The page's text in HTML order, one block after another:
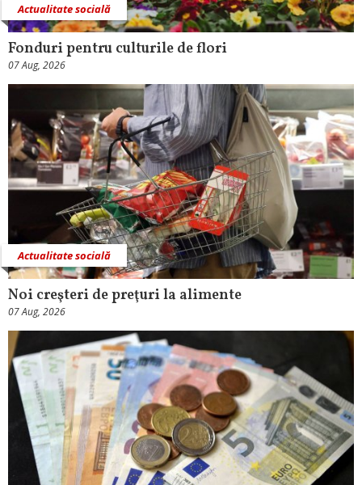
Actualitate socială
Fonduri pentru culturile de flori
07 Aug, 2026
Actualitate socială
Noi creşteri de preţuri la alimente
07 Aug, 2026